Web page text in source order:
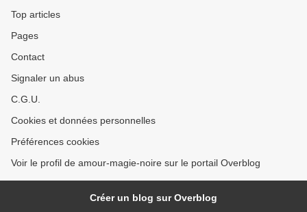
Top articles
Pages
Contact
Signaler un abus
C.G.U.
Cookies et données personnelles
Préférences cookies
Voir le profil de amour-magie-noire sur le portail Overblog
Créer un blog sur Overblog